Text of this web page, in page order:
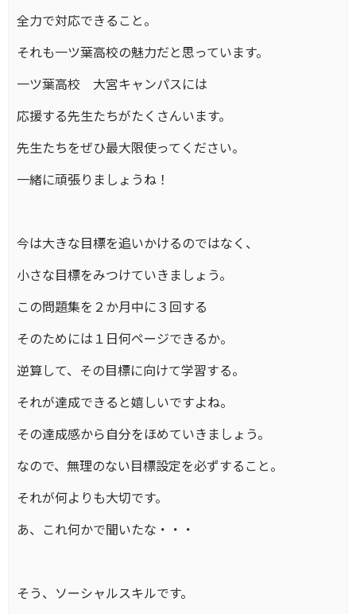
全力で対応できること。
それも一ツ葉高校の魅力だと思っています。
一ツ葉高校 大宮キャンパスには
応援する先生たちがたくさんいます。
先生たちをぜひ最大限使ってください。
一緒に頑張りましょうね！
今は大きな目標を追いかけるのではなく、
小さな目標をみつけていきましょう。
この問題集を２か月中に３回する
そのためには１日何ページできるか。
逆算して、その目標に向けて学習する。
それが達成できると嬉しいですよね。
その達成感から自分をほめていきましょう。
なので、無理のない目標設定を必ずすること。
それが何よりも大切です。
あ、これ何かで聞いたな・・・
そう、ソーシャルスキルです。